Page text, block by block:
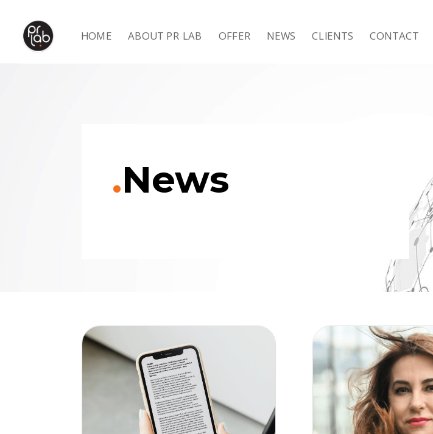
HOME ABOUT PR LAB OFFER NEWS CLIENTS CONTACT
.News